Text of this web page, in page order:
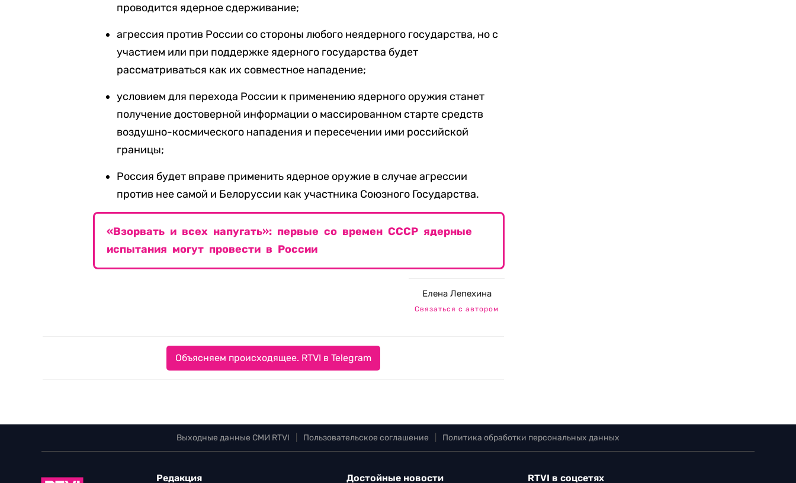
проводится ядерное сдерживание;
агрессия против России со стороны любого неядерного государства, но с
участием или при поддержке ядерного государства будет
рассматриваться как их совместное нападение;
условием для перехода России к применению ядерного оружия станет
получение достоверной информации о массированном старте средств
воздушно-космического нападения и пересечении ими российской
границы;
Россия будет вправе применить ядерное оружие в случае агрессии
против нее самой и Белоруссии как участника Союзного Государства.
«Взорвать и всех напугать»: первые со времен СССР ядерные
испытания могут провести в России
Елена Лепехина
Связаться с автором
Объясняем происходящее. RTVI в Telegram
Выходные данные СМИ RTVI Пользовательское соглашение Политика обработки персональных данных
Редакция Достойные новости RTVI в соцсетях